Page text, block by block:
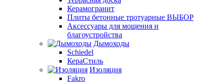
Керамогранит
Плиты бетонные тротуарные ВЫБОР
Аксессуары для мощения и
благоустройства
Дымоходы
Schiedel
КераСтиль
Изоляция
Fakro